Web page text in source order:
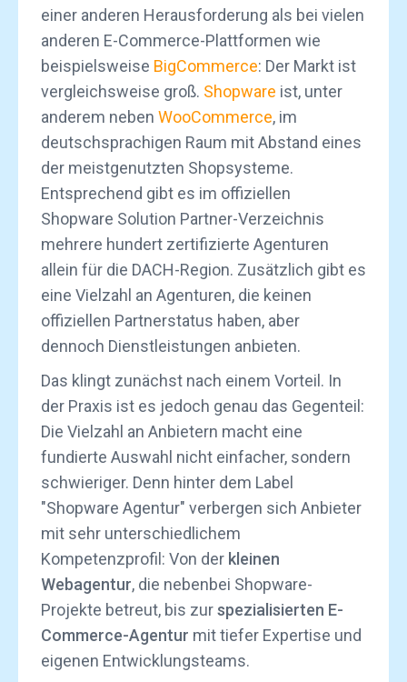
einer anderen Herausforderung als bei vielen
anderen E-Commerce-Plattformen wie
beispielsweise BigCommerce: Der Markt ist
vergleichsweise groß. Shopware ist, unter
anderem neben WooCommerce, im
deutschsprachigen Raum mit Abstand eines
der meistgenutzten Shopsysteme.
Entsprechend gibt es im offiziellen
Shopware Solution Partner-Verzeichnis
mehrere hundert zertifizierte Agenturen
allein für die DACH-Region. Zusätzlich gibt es
eine Vielzahl an Agenturen, die keinen
offiziellen Partnerstatus haben, aber
dennoch Dienstleistungen anbieten.
Das klingt zunächst nach einem Vorteil. In
der Praxis ist es jedoch genau das Gegenteil:
Die Vielzahl an Anbietern macht eine
fundierte Auswahl nicht einfacher, sondern
schwieriger. Denn hinter dem Label
"Shopware Agentur" verbergen sich Anbieter
mit sehr unterschiedlichem
Kompetenzprofil: Von der kleinen
Webagentur, die nebenbei Shopware-
Projekte betreut, bis zurspezialisierten E-
Commerce-Agentur mit tiefer Expertise und
eigenen Entwicklungsteams.